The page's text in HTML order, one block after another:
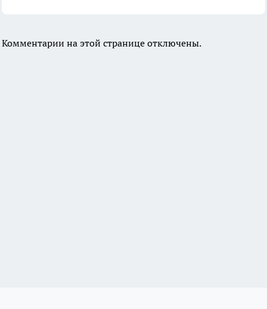
Комментарии на этой странице отключены.